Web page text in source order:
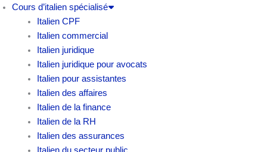
Cours d’italien spécialisé
Italien CPF
Italien commercial
Italien juridique
Italien juridique pour avocats
Italien pour assistantes
Italien des affaires
Italien de la finance
Italien de la RH
Italien des assurances